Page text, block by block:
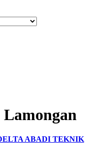
Lamongan
ABADI TEKNIK